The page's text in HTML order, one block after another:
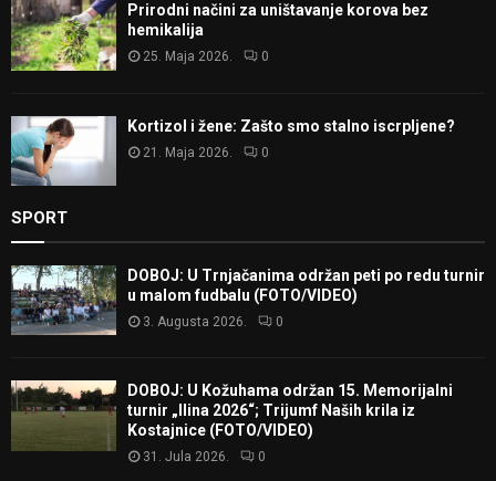
Prirodni načini za uništavanje korova bez
hemikalija
25. Maja 2026. 0
Kortizol i žene: Zašto smo stalno iscrpljene?
21. Maja 2026. 0
SPORT
DOBOJ: U Trnjačanima održan peti po redu turnir
u malom fudbalu (FOTO/VIDEO)
3. Augusta 2026. 0
DOBOJ: U Kožuhama održan 15. Memorijalni
turnir „Ilina 2026“; Trijumf Naših krila iz
Kostajnice (FOTO/VIDEO)
31. Jula 2026. 0